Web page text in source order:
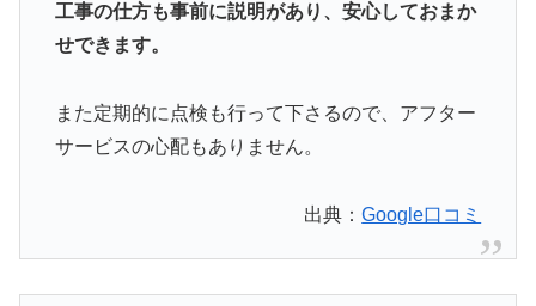
工事の仕方も事前に説明があり、安心しておまか
せできます。
また定期的に点検も行って下さるので、アフター
サービスの心配もありません。
出典：Google口コミ